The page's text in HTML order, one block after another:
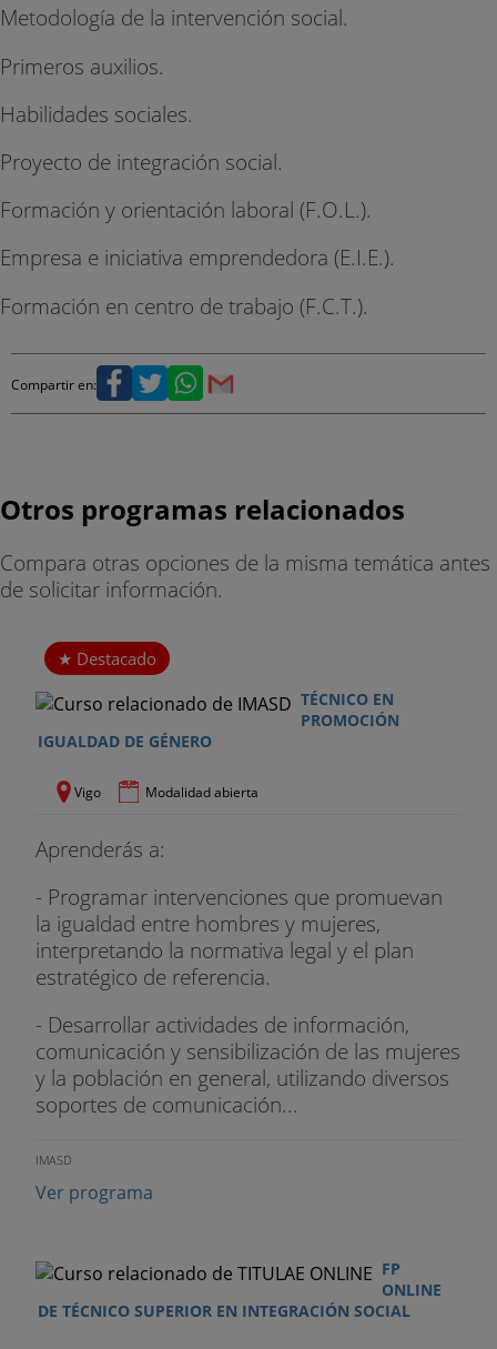
Metodología de la intervención social.
Primeros auxilios.
Habilidades sociales.
Proyecto de integración social.
Formación y orientación laboral (F.O.L.).
Empresa e iniciativa emprendedora (E.I.E.).
Formación en centro de trabajo (F.C.T.).
Compartir en:
Otros programas relacionados
Compara otras opciones de la misma temática antes
de solicitar información.
Destacado
TÉCNICO EN
PROMOCIÓN
IGUALDAD DE GÉNERO
Vigo Modalidad abierta
Aprenderás a:
- Programar intervenciones que promuevan
la igualdad entre hombres y mujeres,
interpretando la normativa legal y el plan
estratégico de referencia.
- Desarrollar actividades de información,
comunicación y sensibilización de las mujeres
y la población en general, utilizando diversos
soportes de comunicación...
IMASD
Ver programa
FP
ONLINE
DE TÉCNICO SUPERIOR EN INTEGRACIÓN SOCIAL